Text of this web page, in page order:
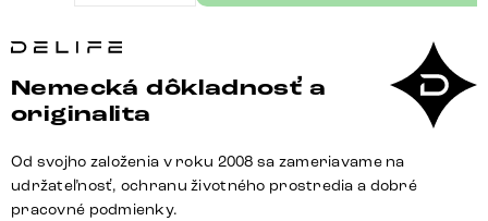
stolík
zaoblený
180×40
keramika
betón
Nemecká dôkladnosť a
originalita
Od svojho založenia v roku 2008 sa zameriavame na
udržateľnosť, ochranu životného prostredia a dobré
pracovné podmienky.